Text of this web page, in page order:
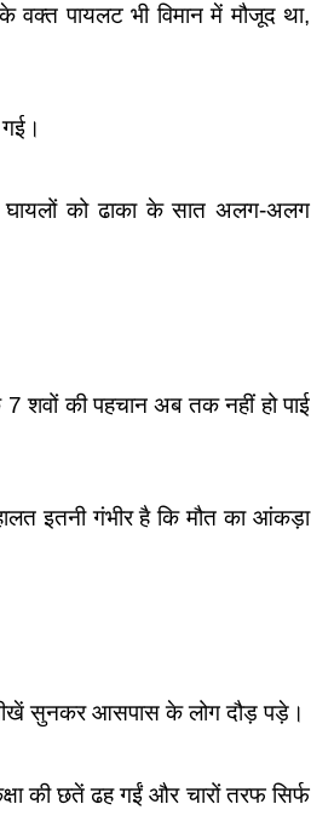
वक्त पायलट भी विमान में मौजूद था,
को ढाका के सात अलग-अलग
शवों की पहचान अब तक नहीं हो पाई
इतनी गंभीर है कि मौत का आंकड़ा
चीखें सुनकर आसपास के लोग दौड़ पड़े।
की छतें ढह गईं और चारों तरफ सिर्फ